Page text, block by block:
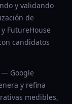
y validando
de
FutureHouse
candidatos
— Google
y refina
medibles,